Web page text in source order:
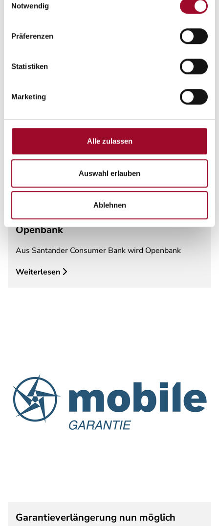
Notwendig
Präferenzen
Statistiken
Marketing
Alle zulassen
Auswahl erlauben
Ablehnen
Openbank
Aus Santander Consumer Bank wird Openbank
Weiterlesen
Garantieverlängerung nun möglich